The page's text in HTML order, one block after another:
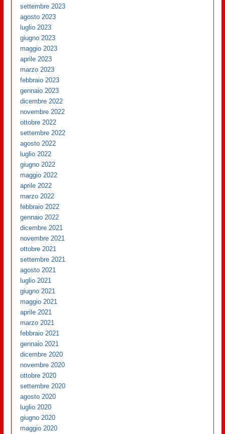
settembre 2023
agosto 2023
luglio 2023
giugno 2023
maggio 2023
aprile 2023
marzo 2023
febbraio 2023
gennaio 2023
dicembre 2022
novembre 2022
ottobre 2022
settembre 2022
agosto 2022
luglio 2022
giugno 2022
maggio 2022
aprile 2022
marzo 2022
febbraio 2022
gennaio 2022
dicembre 2021
novembre 2021
ottobre 2021
settembre 2021
agosto 2021
luglio 2021
giugno 2021
maggio 2021
aprile 2021
marzo 2021
febbraio 2021
gennaio 2021
dicembre 2020
novembre 2020
ottobre 2020
settembre 2020
agosto 2020
luglio 2020
giugno 2020
maggio 2020